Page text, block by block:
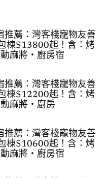
推薦：灣客棧寵物友善
棟$13800起！含：烤
麻將‧廚房宿
推薦：灣客棧寵物友善
棟$12200起！含：烤
麻將‧廚房
推薦：灣客棧寵物友善
棟$10600起！含：烤
麻將‧廚房宿